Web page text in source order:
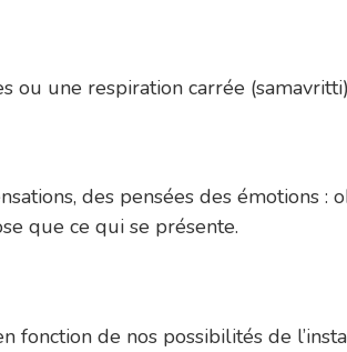
une respiration carrée
des pensées des émotions
que ce qui se présente.
fonction de nos possibilités de